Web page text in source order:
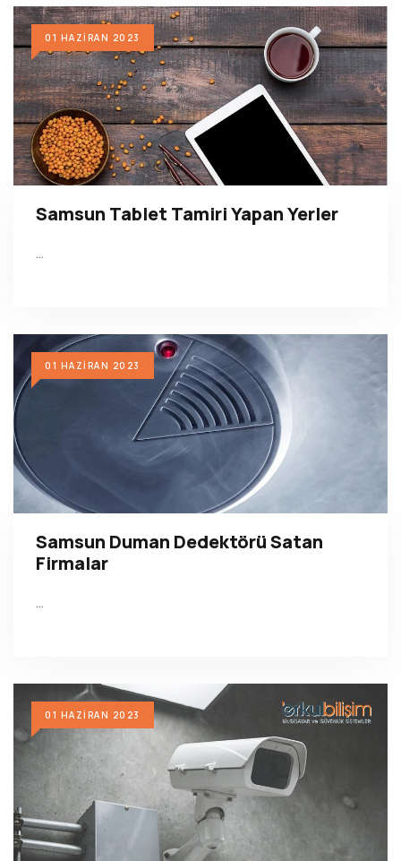
01 HAZIRAN 2023
Samsun Tablet Tamiri Yapan Yerler
…
01 HAZIRAN 2023
Samsun Duman Dedektörü Satan
Firmalar
…
01 HAZIRAN 2023